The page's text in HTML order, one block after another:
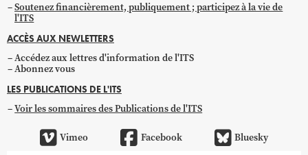
Soutenez financièrement, publiquement ; participez à la vie de
l'ITS
ACCÈS AUX NEWLETTERS
Accédez aux lettres d'information de l'ITS
Abonnez vous
LES PUBLICATIONS DE L'ITS
Voir les sommaires des Publications de l'ITS
Vimeo Facebook Bluesky